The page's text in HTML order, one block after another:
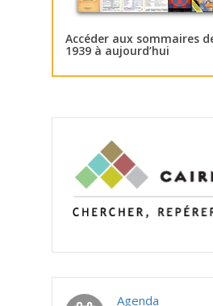
Accéder aux sommaires
1939 à aujourd’hui
Agenda